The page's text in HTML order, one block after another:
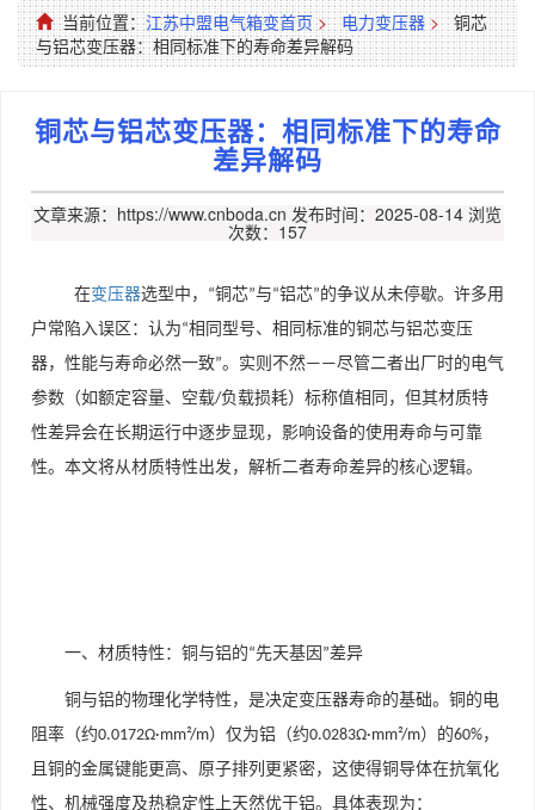
当前位置：江苏中盟电气箱变首页 > 电力变压器 > 铜芯
与铝芯变压器：相同标准下的寿命差异解码
铜芯与铝芯变压器：相同标准下的寿命
差异解码
文章来源：https://www.cnboda.cn 发布时间：2025-08-14 浏览
次数：157
在变压器选型中， “铜芯”与“铝芯”的争议从未停歇。许多用
户常陷入误区：认为“相同型号、相同标准的铜芯与铝芯变压
器，性能与寿命必然一致”。实则不然——尽管二者出厂时的电气
参数（如额定容量、空载/负载损耗）标称值相同，但其材质特
性差异会在长期运行中逐步显现，影响设备的使用寿命与可靠
性。本文将从材质特性出发，解析二者寿命差异的核心逻辑。
一、材质特性：铜与铝的“先天基因 ”差异
铜与铝的物理化学特性，是决定变压器寿命的基础。铜的电
阻率（约0.0172Ω·mm²/m）仅为铝（约0.0283Ω·mm²/m）的60%，
且铜的金属键能更高、原子排列更紧密，这使得铜导体在抗氧化
性、机械强度及热稳定性上天然优于铝。具体表现为：